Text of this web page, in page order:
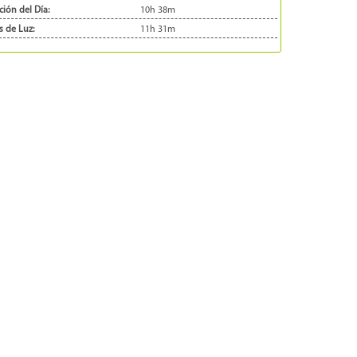
del Día:
10h 38m
de Luz:
11h 31m